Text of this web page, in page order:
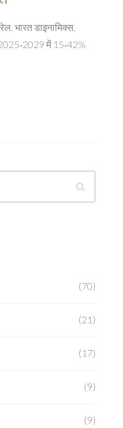
भारत डाइनामिक्स,
में 15‑42%
(70)
(21)
(17)
(9)
(9)